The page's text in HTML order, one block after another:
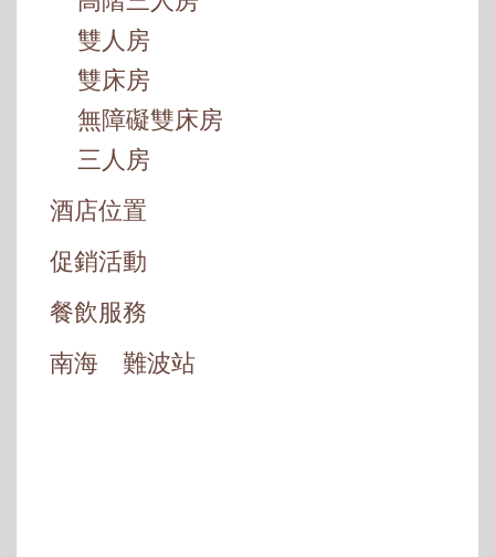
雙人房
雙床房
無障礙雙床房
三人房
酒店位置
促銷活動
餐飲服務
南海 難波站